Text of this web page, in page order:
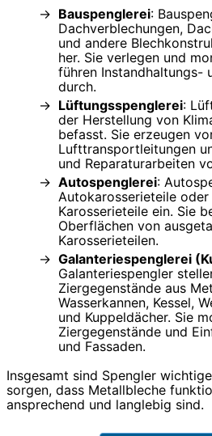
Bauspenglerei:
Dachverblechungen,
und andere
her. Sie verlegen und
führen Instandhaltungs-
durch.
Lüftungsspenglerei:
der Herstellung von
befasst. Sie erzeugen
Lufttransportleitungen
und Reparaturarbeiten
Autospenglerei:
Autokarosserieteile oder
Karosserieteile ein. Sie
Oberflächen von
Karosserieteilen.
Galanteriespenglerei
Galanteriespengler
Ziergegenstände aus
Wasserkannen, Kessel,
und Kuppeldächer. Sie
Ziergegenstände und
und Fassaden.
Insgesamt sind Spengler
sorgen, dass Metallbleche
ansprechend und langlebig sind.